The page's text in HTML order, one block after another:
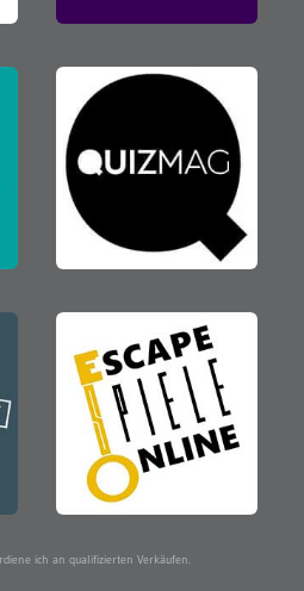
ich an qualifizierten Verkäufen.